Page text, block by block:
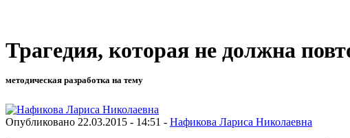
Трагедия, которая не должна
методическая разработка на тему
Опубликовано 22.03.2015 - 14:51 - Нафикова Лариса Николаевна